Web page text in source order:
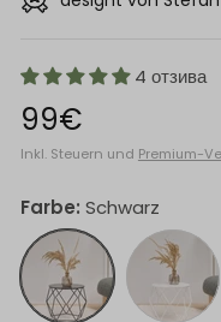
4 отзива
99€
Inkl. Steuern und Premium-
Farbe: Schwarz